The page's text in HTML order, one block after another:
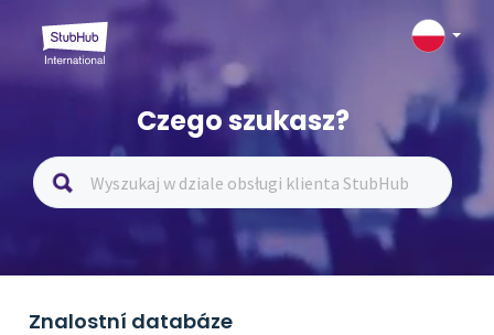
Czego szukasz?
Znalostní databáze